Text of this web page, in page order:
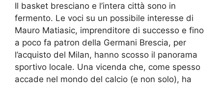
Il basket bresciano e l’intera città sono in
fermento. Le voci su un possibile interesse di
Mauro Matiasic, imprenditore di successo e fino
a poco fa patron della Germani Brescia, per
l’acquisto del Milan, hanno scosso il panorama
sportivo locale. Una vicenda che, come spesso
accade nel mondo del calcio (e non solo), ha